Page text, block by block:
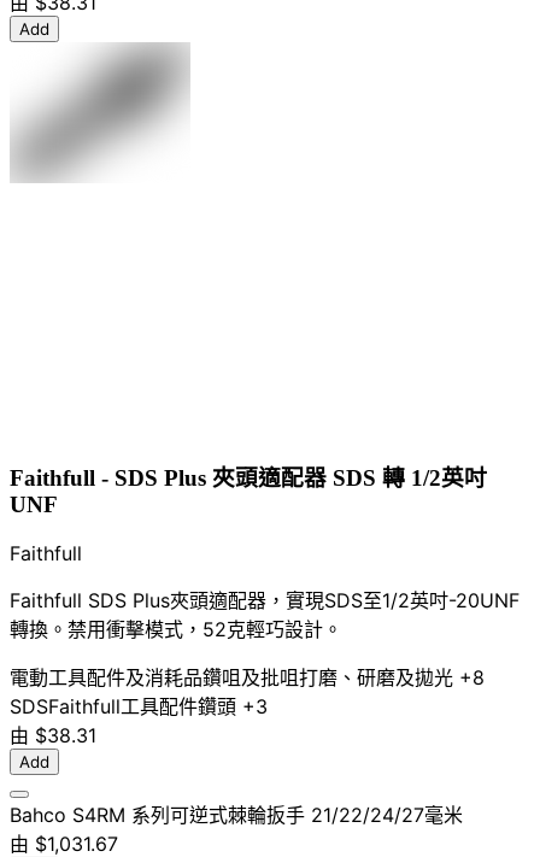
Add
Faithfull - SDS Plus 夾頭適配器 SDS 轉 1/2英吋
UNF
Faithfull
Faithfull SDS Plus夾頭適配器，實現SDS至1/2英吋-20UNF
轉換。禁用衝擊模式，52克輕巧設計。
電動工具配件及消耗品鑽咀及批咀打磨、研磨及拋光 +8
SDSFaithfull工具配件鑽頭 +3
由 $38.31
Add
Bahco S4RM 系列可逆式棘輪扳手 21/22/24/27毫米
由 $1,031.67